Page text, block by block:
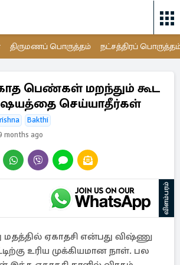
திருமணப் பொருத்தம் நட்சத்திரப்
பெண்கள் மறந்தும் கூட
செய்யாதீர்கள்
Bakthi
months ago
விளம்பரம்
மதத்தில் ஏகாதசி என்பது விஷ்ணு
உரிய முக்கியமான நாள். பல